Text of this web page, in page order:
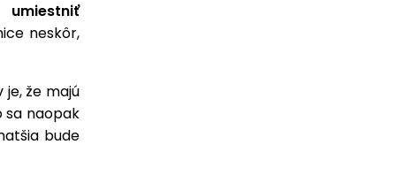
umiestniť
neskôr,
že majú
sa naopak
bude